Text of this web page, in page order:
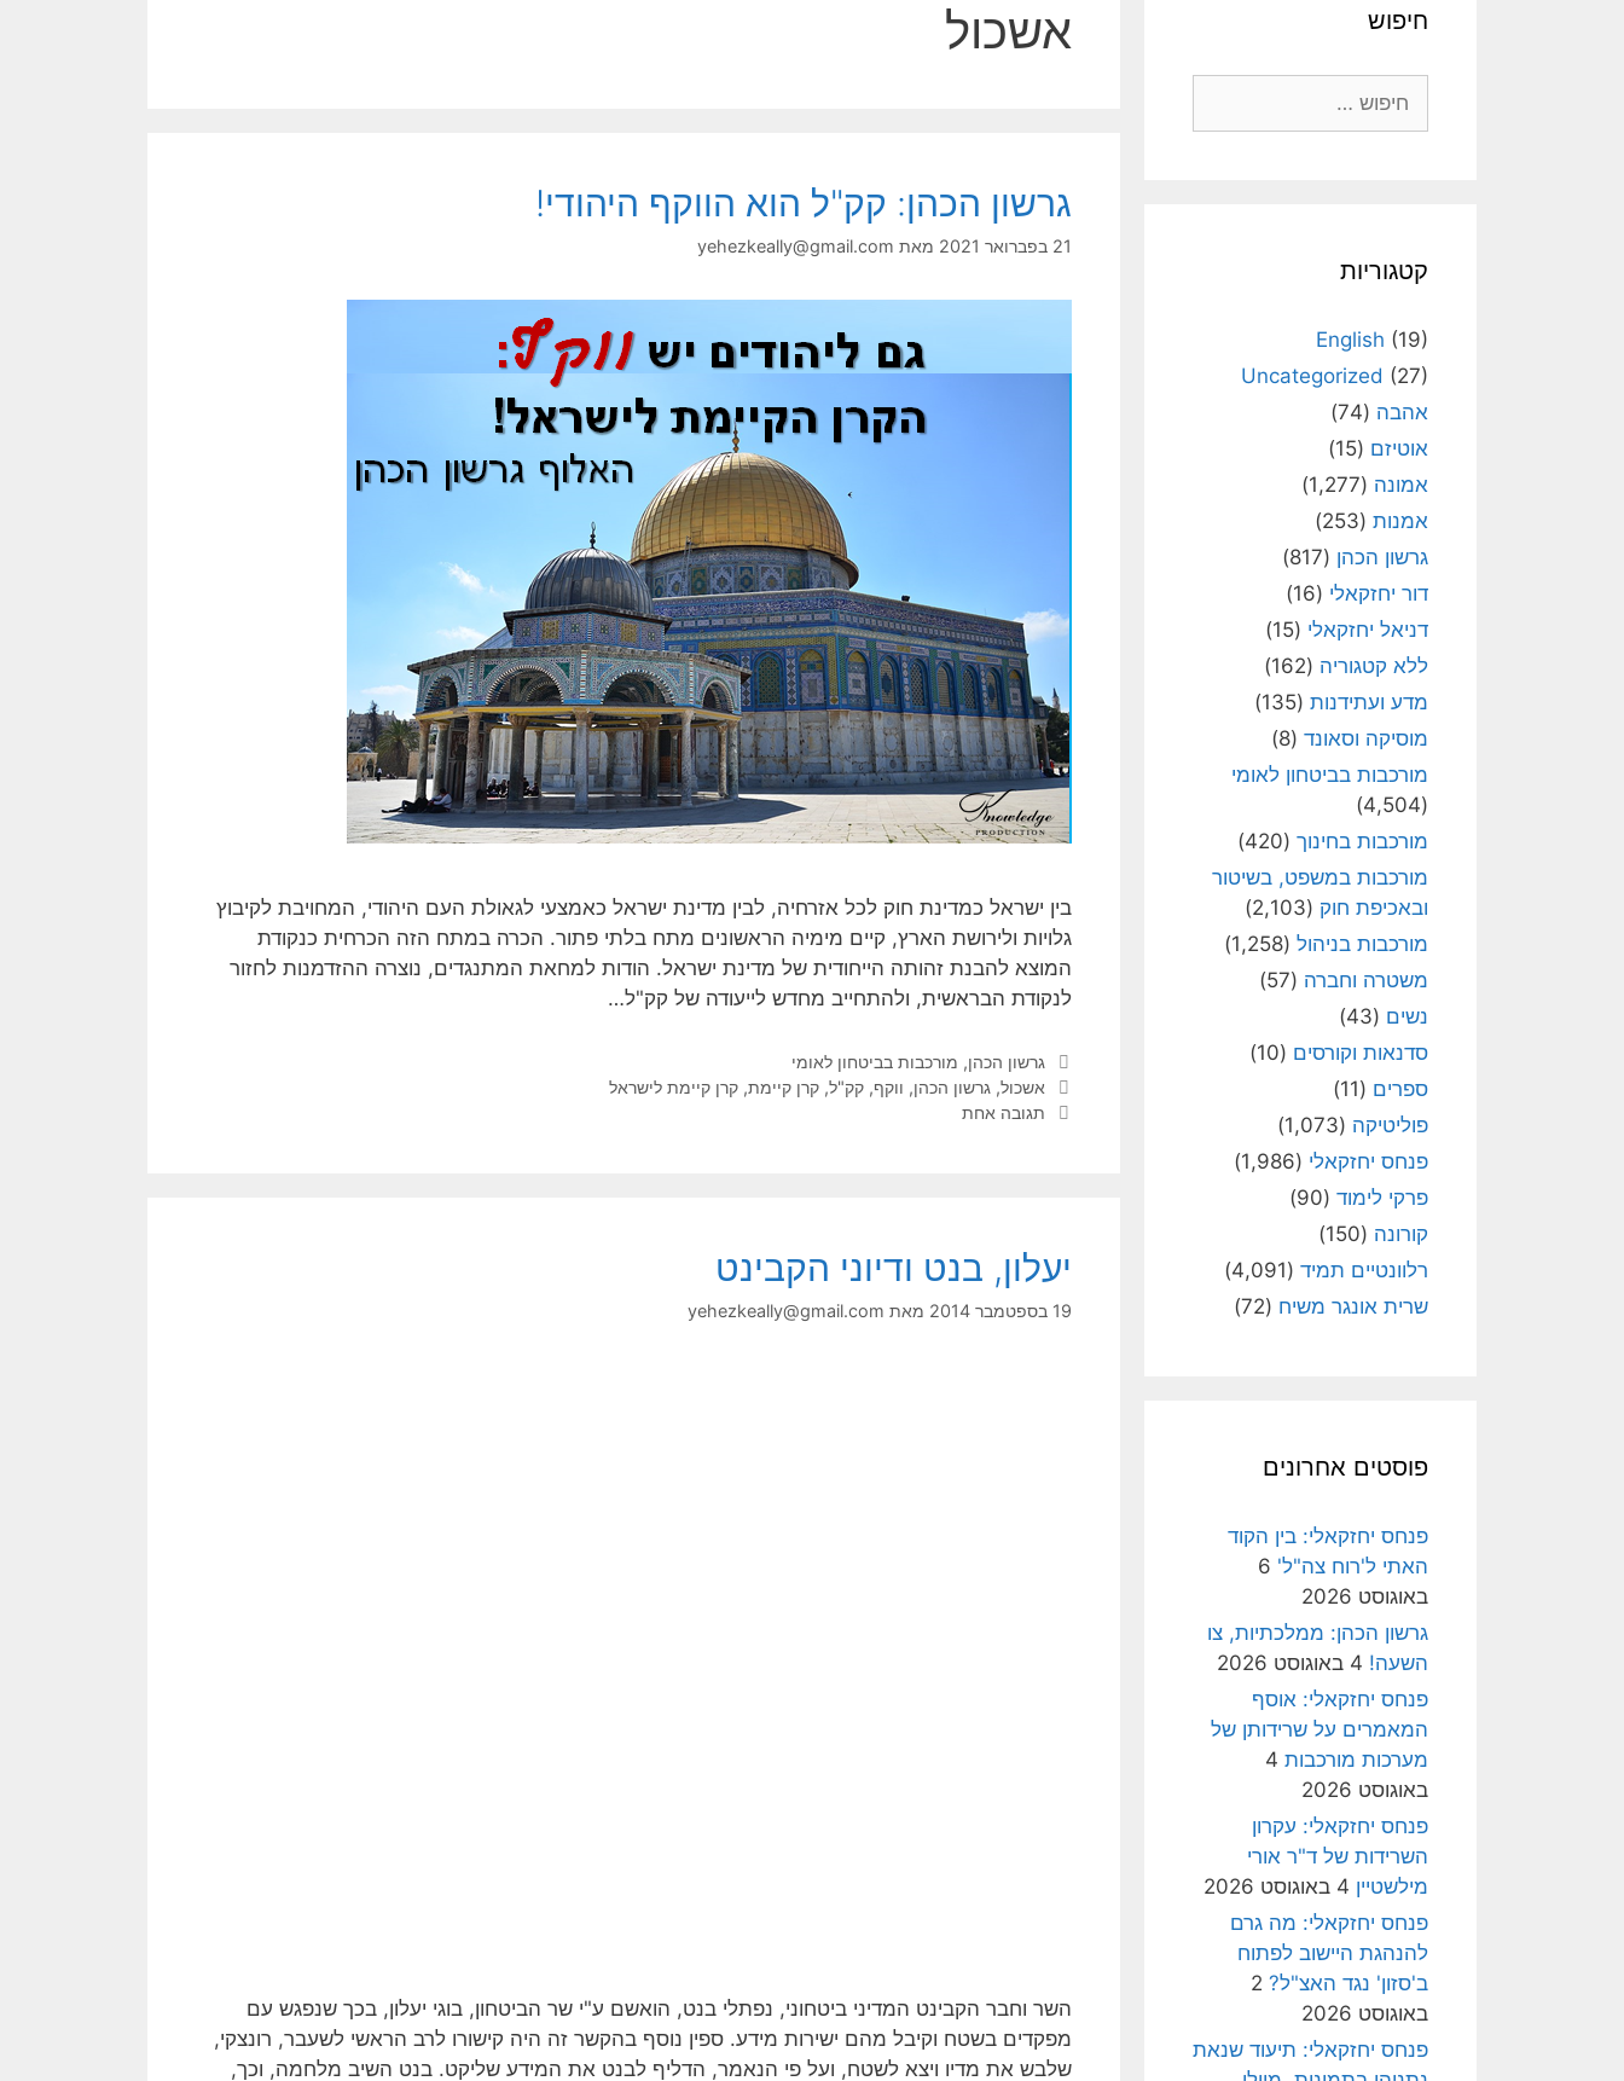
אשכול
גרשון הכהן: קק"ל הוא הווקף היהודי!
21 בפברואר 2021 מאת yehezkeally@gmail.com
בין ישראל כמדינת חוק לכל אזרחיה, לבין מדינת ישראל כאמצעי לגאולת העם היהודי, המחויבת לקיבוץ
גלויות ולירושת הארץ, קיים מימיה הראשונים מתח בלתי פתור. הכרה במתח הזה הכרחית כנקודת
המוצא להבנת זהותה הייחודית של מדינת ישראל. הודות למחאת המתנגדים, נוצרה ההזדמנות לחזור
לנקודת הבראשית, ולהתחייב מחדש לייעודה של קק"ל…
קטגוריות
גרשון הכהן, מורכבות בביטחון לאומי
תגיות
אשכול, גרשון הכהן, ווקף, קק"ל, קרן קיימת, קרן קיימת לישראל
תגובה אחת
יעלון, בנט ודיוני הקבינט
19 בספטמבר 2014 מאת yehezkeally@gmail.com
השר וחבר הקבינט המדיני ביטחוני, נפתלי בנט, הואשם ע"י שר הביטחון, בוגי יעלון, בכך שנפגש עם
מפקדים בשטח וקיבל מהם ישירות מידע. ספין נוסף בהקשר זה היה קישורו לרב הראשי לשעבר, רונצקי,
שלבש את מדיו ויצא לשטח, ועל פי הנאמר, הדליף לבנט את המידע שליקט. בנט השיב מלחמה, וכך,
חיפוש
קטגוריות
English (19)
Uncategorized (27)
אהבה (74)
אוטיזם (15)
אמונה (1,277)
אמנות (253)
גרשון הכהן (817)
דור יחזקאלי (16)
דניאל יחזקאלי (15)
ללא קטגוריה (162)
מדע ועתידנות (135)
מוסיקה וסאונד (8)
מורכבות בביטחון לאומי
(4,504)
מורכבות בחינוך (420)
מורכבות במשפט, בשיטור
ובאכיפת חוק (2,103)
מורכבות בניהול (1,258)
משטרה וחברה (57)
נשים (43)
סדנאות וקורסים (10)
ספרים (11)
פוליטיקה (1,073)
פנחס יחזקאלי (1,986)
פרקי לימוד (90)
קורונה (150)
רלוונטיים תמיד (4,091)
שרית אונגר משיח (72)
פוסטים אחרונים
פנחס יחזקאלי: בין הקוד
האתי ל'רוח צה"ל' 6
באוגוסט 2026
גרשון הכהן: ממלכתיות, צו
השעה! 4 באוגוסט 2026
פנחס יחזקאלי: אוסף
המאמרים על שרידותן של
מערכות מורכבות 4
באוגוסט 2026
פנחס יחזקאלי: עקרון
השרידות של ד"ר אורי
מילשטיין 4 באוגוסט 2026
פנחס יחזקאלי: מה גרם
להנהגת היישוב לפתוח
ב'סזון' נגד האצ"ל? 2
באוגוסט 2026
פנחס יחזקאלי: תיעוד שנאת